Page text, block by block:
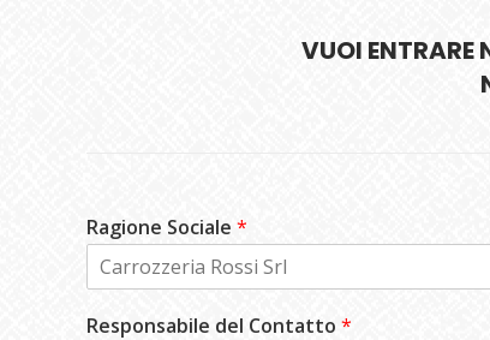
VUOI ENTRARE
Ragione Sociale *
Responsabile del Contatto *